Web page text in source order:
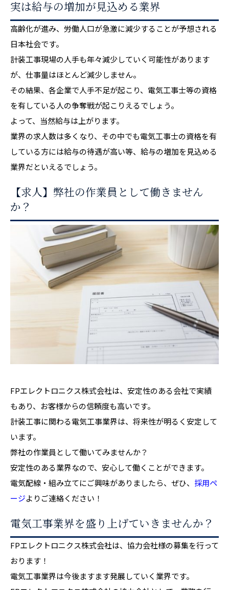
実は給与の増加が見込める業界
高齢化が進み、労働人口が急激に減少することが予想される
日本社会です。
計装工事現場の人手も年々減少していく可能性があります
が、仕事量はほとんど減少しません。
その結果、各企業で人手不足が起こり、電気工事士等の資格
を有している人の争奪戦が起こりえるでしょう。
よって、当然給与は上がります。
業界の求人数は多くなり、その中でも電気工事士の資格を有
している方には給与の待遇が高い等、給与の増加を見込める
業界だといえるでしょう。
【求人】弊社の作業員として働きません
か？
FPエレクトロニクス株式会社は、安定性のある会社で実績
もあり、お客様からの信頼度も高いです。
計装工事に関わる電気工事業界は、将来性が明るく安定して
います。
弊社の作業員として働いてみませんか？
安定性のある業界なので、安心して働くことができます。
電気配線・組み立てにご興味がありましたら、ぜひ、 採用ペ
ージよりご連絡ください！
電気工事業界を盛り上げていきませんか？
FPエレクトロニクス株式会社は、協力会社様の募集を行って
おります！
電気工事業界は今後ますます発展していく業界です。